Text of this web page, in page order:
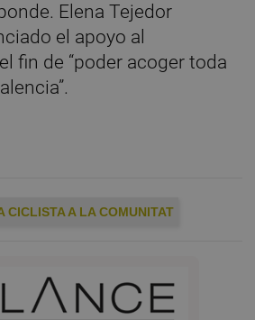
Elena Tejedor
el apoyo al
fin de “poder acoger toda
CICLISTA A LA COMUNITAT